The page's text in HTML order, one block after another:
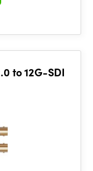
to 12G-SDI